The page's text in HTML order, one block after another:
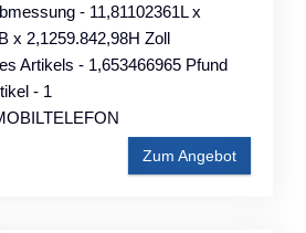
- 11,81102361L x
x 2,1259.842,98H Zoll
Artikels - 1,653466965 Pfund
- 1
Zum Angebot